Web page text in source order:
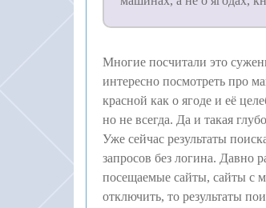
Многие посчитали это
интересно посмотреть про
красной как о ягоде и её
но не всегда. Да и такая
Уже сейчас результаты
запросов без логина. Давно
посещаемые сайты, сайты с
отключить, то результаты